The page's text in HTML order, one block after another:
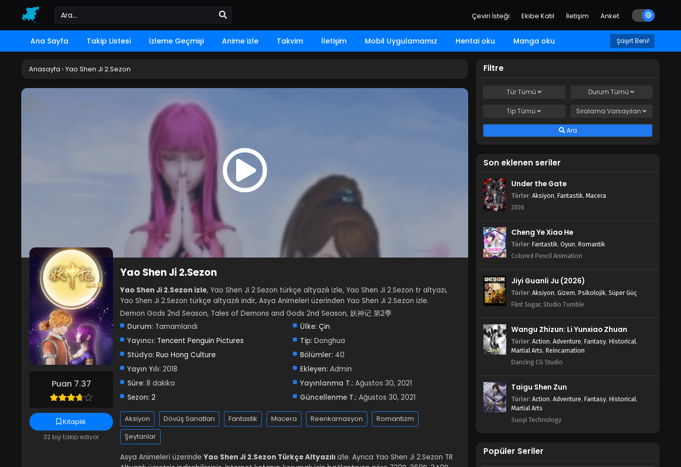
Çeviri İsteği Ekibe Katıl İletişim Anket
Ana Sayfa Takip Listesi İzleme Geçmişi Anime izle Takvim İletişim Mobil Uygulamamız Hentai oku Manga oku Şaşırt Beni!
Anasayfa › Yao Shen Ji 2.Sezon
Puan 7.37
Kitaplık
32 kişi takip ediyor
Yao Shen Ji 2.Sezon
Yao Shen Ji 2.Sezon izle, Yao Shen Ji 2.Sezon türkçe altyazılı izle, Yao Shen Ji 2.Sezon tr altyazı,
Yao Shen Ji 2.Sezon türkçe altyazılı indir, Asya Animeleri üzerinden Yao Shen Ji 2.Sezon izle.
Demon Gods 2nd Season, Tales of Demons and Gods 2nd Season, 妖神记 第2季
Durum: Tamamlandı
Yayıncı: Tencent Penguin Pictures
Stüdyo: Ruo Hong Culture
Yayın Yılı: 2018
Süre: 8 dakika
Sezon: 2
Ülke: Çin
Tip:Donghua
Bölümler:40
Ekleyen: Admin
Yayınlanma T.: Ağustos 30, 2021
Güncellenme T.: Ağustos 30, 2021
Aksiyon Dövüş Sanatları Fantastik Macera Reenkarnasyon
Romantizm
Şeytanlar
Asya Animeleri üzerinde Yao Shen Ji 2.Sezon Türkçe Altyazılı izle. Ayrıca Yao Shen Ji 2.Sezon TR
Filtre
TürTümü DurumTümü
TipTümü SıralamaVarsayılan
Ara
Son eklenen seriler
Under the Gate
Türler: Aksiyon, Fantastik, Macera
2026
Cheng Ye Xiao He
Türler: Fantastik, Oyun, Romantik
Colored Pencil Animation
Jiyi Guanli Ju (2026)
Türler: Aksiyon, Gizem, Psikolojik, Süper Güç
Flint Sugar, Studio Tumble
Wangu Zhizun: Li Yunxiao Zhuan
Türler: Action, Adventure, Fantasy, Historical,
Martial Arts, Reincarnation
Dancing CG Studio
Taigu Shen Zun
Türler: Action, Adventure, Fantasy, Historical,
Martial Arts
Suoyi Technology
Popüler Seriler